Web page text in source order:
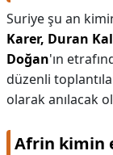
Suriye şu an
Karer, Duran
Doğan'ın
düzenli
olarak anılacak
Afrin kimin